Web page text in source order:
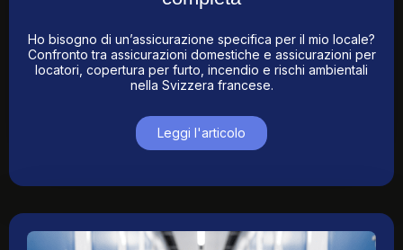
Ho bisogno di un’assicurazione specifica per il mio locale?
Confronto tra assicurazioni domestiche e assicurazioni per
locatori, copertura per furto, incendio e rischi ambientali
nella Svizzera francese.
Leggi l'articolo